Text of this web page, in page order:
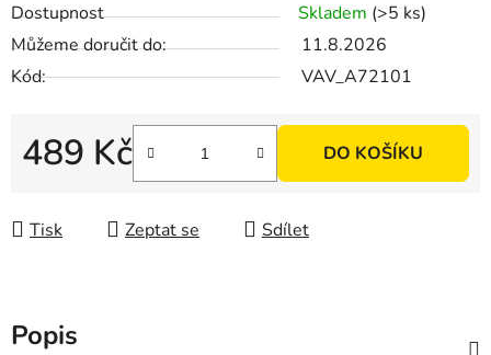
Dostupnost Skladem (>5 ks)
Můžeme doručit do:
11.8.2026
Kód:
VAV_A72101
489 Kč DO KOŠÍKU
Tisk Zeptat se Sdílet
Popis